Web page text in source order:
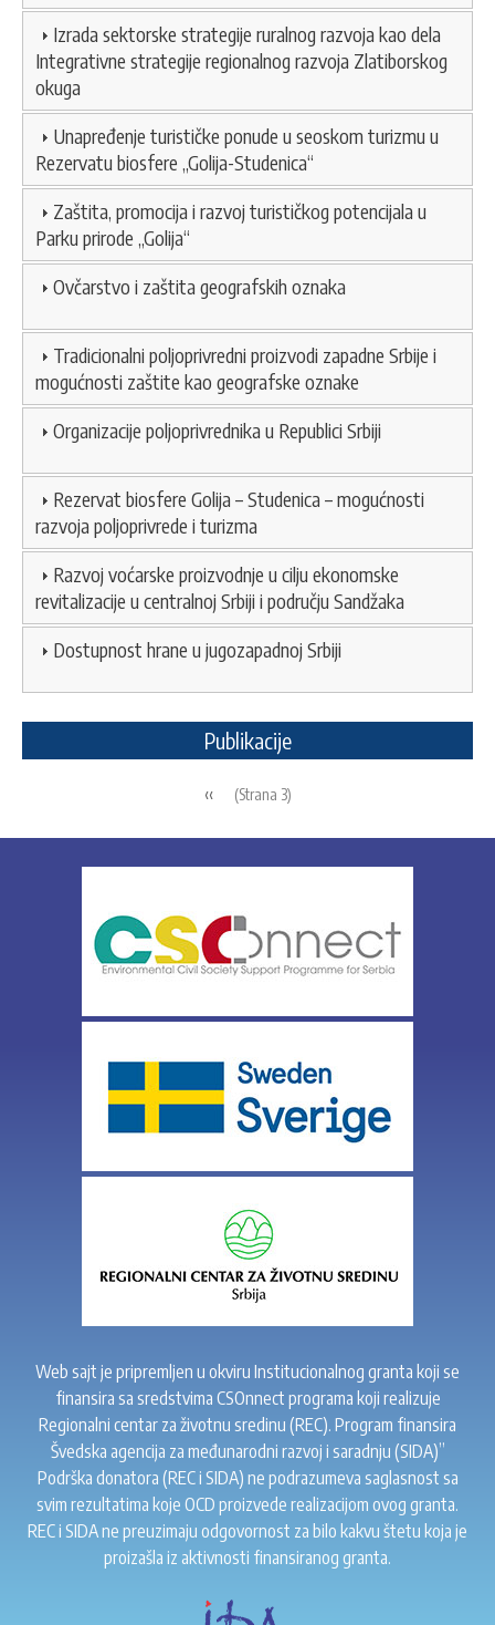
Izrada sektorske strategije ruralnog razvoja kao dela
Integrativne strategije regionalnog razvoja Zlatiborskog
okuga
Unapređenje turističke ponude u seoskom turizmu u
Rezervatu biosfere „Golija-Studenica“
Zaštita, promocija i razvoj turističkog potencijala u
Parku prirode „Golija“
Ovčarstvo i zaštita geografskih oznaka
Tradicionalni poljoprivredni proizvodi zapadne Srbije i
mogućnosti zaštite kao geografske oznake
Organizacije poljoprivrednika u Republici Srbiji
Rezervat biosfere Golija – Studenica – mogućnosti
razvoja poljoprivrede i turizma
Razvoj voćarske proizvodnje u cilju ekonomske
revitalizacije u centralnoj Srbiji i području Sandžaka
Dostupnost hrane u jugozapadnoj Srbiji
Publikacije
Previous
‹‹ (Strana 3)
Web sajt je pripremljen u okviru Institucionalnog granta koji se
finansira sa sredstvima CSOnnect programa koji realizuje
Regionalni centar za životnu sredinu (REC). Program finansira
Švedska agencija za međunarodni razvoj i saradnju (SIDA)”
Podrška donatora (REC i SIDA) ne podrazumeva saglasnost sa
svim rezultatima koje OCD proizvede realizacijom ovog granta.
REC i SIDA ne preuzimaju odgovornost za bilo kakvu štetu koja je
proizašla iz aktivnosti finansiranog granta.